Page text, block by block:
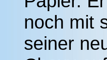
noch mit
seiner